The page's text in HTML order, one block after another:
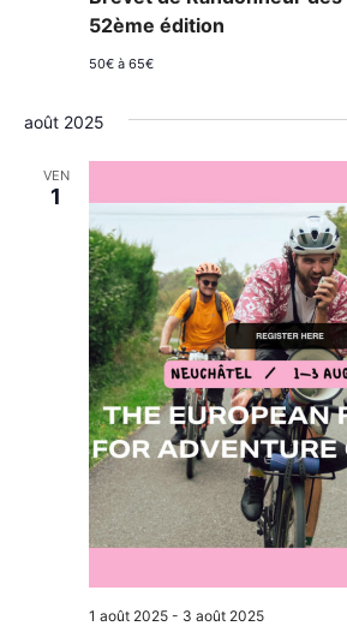
52ème édition
50€ à 65€
août 2025
VEN
1
1 août 2025- 3 août 2025